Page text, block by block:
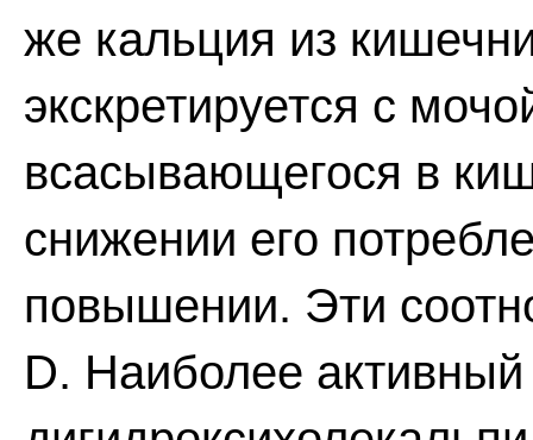
же кальция из
экскретируется с
всасывающегося в
снижении его
повышении. Эти
D. Наиболее